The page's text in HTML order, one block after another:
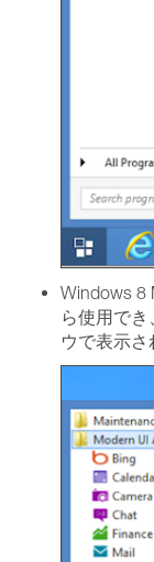
Windows 8
ら使用で
ウで表示さ